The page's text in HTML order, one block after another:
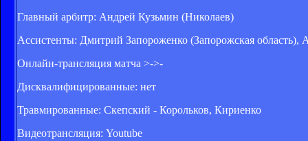
Главный арбитр: Андрей Кузьмин (Николаев)
Ассистенты: Дмитрий Запороженко (Запорожская область),
Онлайн-трансляция матча >->-
Дисквалифицированные: нет
Травмированные: Скепский - Корольков, Кириенко
Видеотрансляция: Youtube